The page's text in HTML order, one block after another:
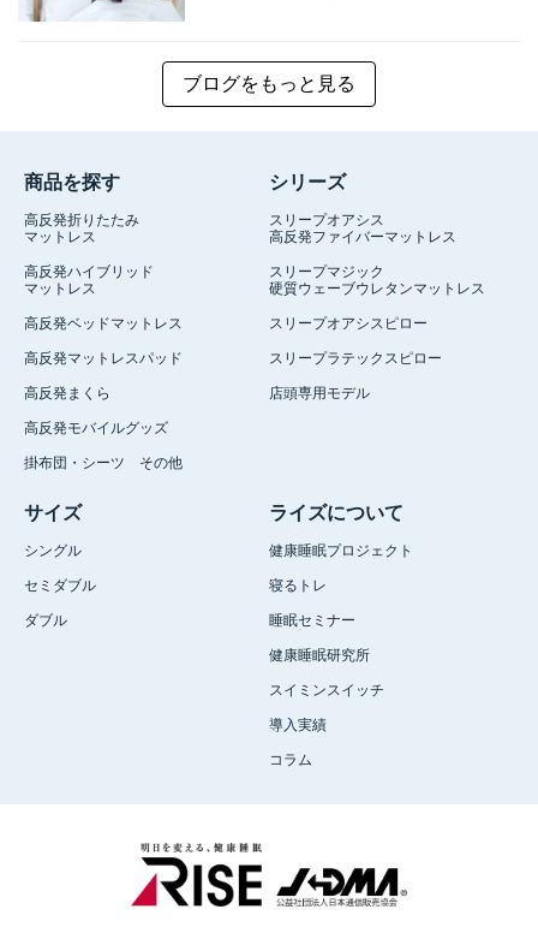
ブログをもっと見る
商品を探す
高反発折りたたみ
マットレス
高反発ハイブリッド
マットレス
高反発ベッドマットレス
高反発マットレスパッド
高反発まくら
高反発モバイルグッズ
掛布団・シーツ その他
シリーズ
スリープオアシス
高反発ファイバーマットレス
スリープマジック
硬質ウェーブウレタンマットレス
スリープオアシスピロー
スリープラテックスピロー
店頭専用モデル
サイズ
シングル
セミダブル
ダブル
ライズについて
健康睡眠プロジェクト
寝るトレ
睡眠セミナー
健康睡眠研究所
スイミンスイッチ
導入実績
コラム